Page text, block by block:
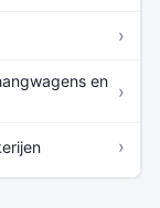
›
en ›
›